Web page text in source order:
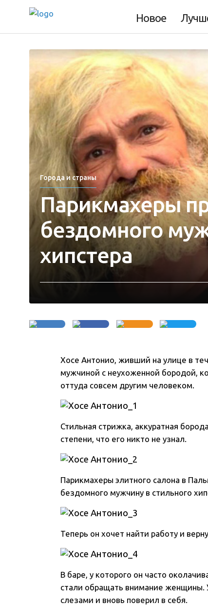
Новое
Города и страны
Парикмахеры
бездомного
хипстера
Хосе Антонио, живший на улице в
мужчиной с неухоженной бородой,
оттуда совсем другим человеком.
Стильная стрижка, аккуратная
степени, что его никто не узнал.
Парикмахеры элитного салона в
бездомного мужчину в стильного
Теперь он хочет найти работу и
В баре, у которого он часто
стали обращать внимание женщины.
слезами и вновь поверил в себя.